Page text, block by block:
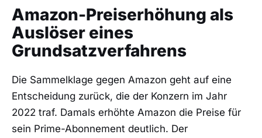
Amazon-Preiserhöhung als
Auslöser eines
Grundsatzverfahrens
Die Sammelklage gegen Amazon geht auf eine
Entscheidung zurück, die der Konzern im Jahr
2022 traf. Damals erhöhte Amazon die Preise für
sein Prime-Abonnement deutlich. Der